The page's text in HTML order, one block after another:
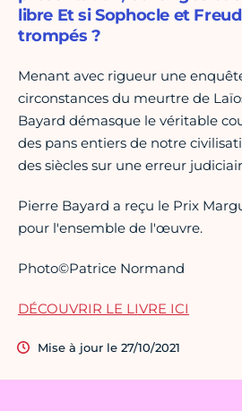
libre Et si Sophocle et
trompés ?
Menant avec rigueur une
circonstances du meurtre de
Bayard démasque le véritable
des pans entiers de notre
des siècles sur une erreur
Pierre Bayard a reçu le Prix
pour l'ensemble de l'œuvre.
Photo©Patrice Normand
DÉCOUVRIR LE LIVRE ICI
Mise à jour le 27/10/2021